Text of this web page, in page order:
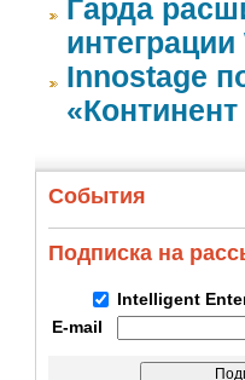
Гарда
Innostage
События
Подписка на
Intelligent
E-mail